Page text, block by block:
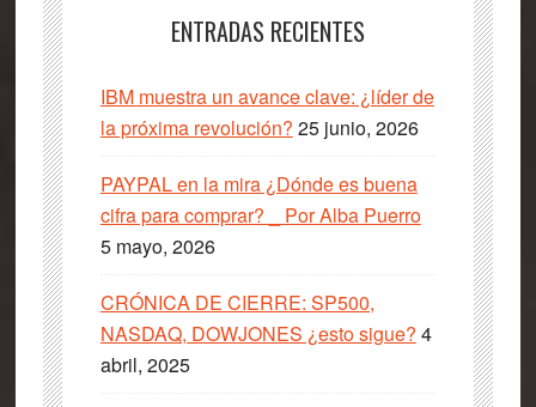
ENTRADAS RECIENTES
IBM muestra un avance clave: ¿líder de
la próxima revolución? 25 junio, 2026
PAYPAL en la mira ¿Dónde es buena
cifra para comprar? _ Por Alba Puerro
5 mayo, 2026
CRÓNICA DE CIERRE: SP500,
NASDAQ, DOWJONES ¿esto sigue? 4
abril, 2025